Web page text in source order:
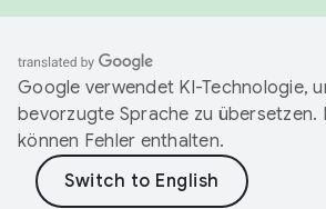
Google verwendet KI-Technologie,
bevorzugte Sprache zu übersetzen.
können Fehler enthalten.